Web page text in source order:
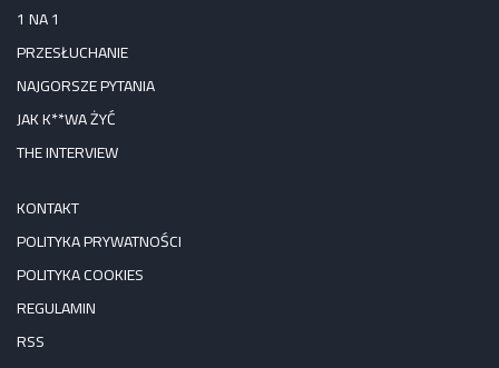
1 NA 1
PRZESŁUCHANIE
NAJGORSZE PYTANIA
JAK K**WA ŻYĆ
THE INTERVIEW
KONTAKT
POLITYKA PRYWATNOŚCI
POLITYKA COOKIES
REGULAMIN
RSS